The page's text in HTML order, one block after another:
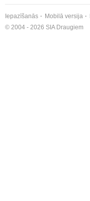
Iepazīšanās Mobilā versija
© 2004 - 2026 SIA Draugiem